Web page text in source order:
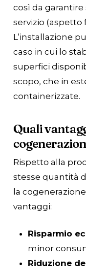
così da
servizio
L’installazione
caso in cui lo
superfici
scopo, che in
containerizzate.
Quali
Rispetto alla
stesse quantità
la
vantaggi:
Risparmio
minor
Riduzione